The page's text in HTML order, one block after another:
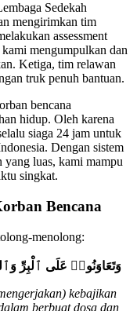
Sedekah
mengirimkan tim
assessment
mengumpulkan dan
Ketiga, tim relawan
truk penuh bantuan.
bencana
hidup. Oleh karena
siaga 24 jam untuk
Dengan sistem
luas, kami mampu
singkat.
Bencana
menolong:
وَتَعَاوَنُوا۟ عَلَى ٱلْبِرِّ
kebajikan
berbuat dosa dan